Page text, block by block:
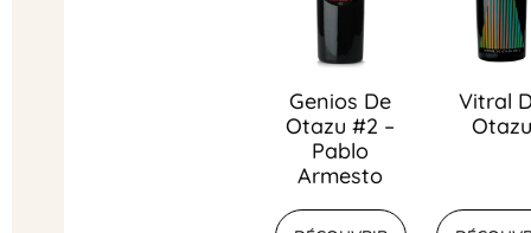
Genios De
Otazu #2 –
Pablo
Armesto
Vitral
Otazu